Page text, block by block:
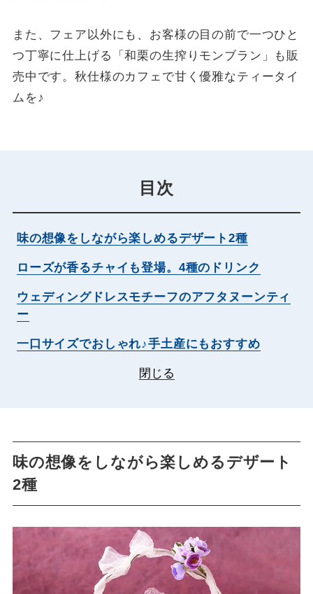
また、フェア以外にも、お客様の目の前で一つひと
つ丁寧に仕上げる「和栗の生搾りモンブラン」も販
売中です。秋仕様のカフェで甘く優雅なティータイ
ムを♪
目次
味の想像をしながら楽しめるデザート2種
ローズが香るチャイも登場。4種のドリンク
ウェディングドレスモチーフのアフタヌーンティ
ー
一口サイズでおしゃれ♪手土産にもおすすめ
閉じる
味の想像をしながら楽しめるデザート
2種